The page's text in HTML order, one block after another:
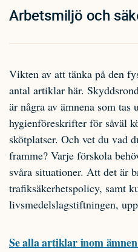
Arbetsmiljö och
Vikten av att tänka på den
antal artiklar här.
är några av ämnena som
hygienföreskrifter för såväl
skötplatser. Och vet du vad
framme? Varje förskola
svåra situationer. Att det är
trafiksäkerhetspolicy, samt
livsmedelslagstiftningen,
Se alla artiklar inom